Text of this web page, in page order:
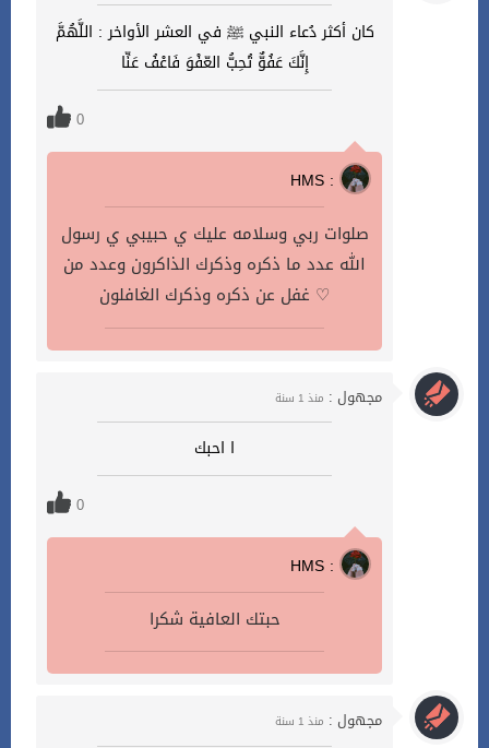
كان أكثر دُعاء النبي ﷺ في العشر الأواخر : اللَّهُمَّ
إِنَّكَ عَفُوٌّ تُحِبُّ العّفْوَ فَاعْفُ عَنِّا
0
HMS :
صلوات ربي وسلامه عليك ي حبيبي ي رسول
الله عدد ما ذكره وذكرك الذاكرون وعدد من
غفل عن ذكره وذكرك الغافلون ♡
مجهول : منذ 1 سنة
ا احبك
0
HMS :
حبتك العافية شكرا
مجهول : منذ 1 سنة